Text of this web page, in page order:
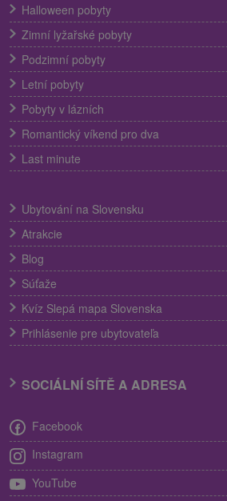
Halloween pobyty
Zimní lyžařské pobyty
Podzimní pobyty
Letní pobyty
Pobyty v lázních
Romantický víkend pro dva
Last minute
Ubytování na Slovensku
Atrakcie
Blog
Súťaže
Kvíz Slepá mapa Slovenska
Prihlásenie pre ubytovateľa
SOCIÁLNÍ SÍTĚ A ADRESA
Facebook
Instagram
YouTube